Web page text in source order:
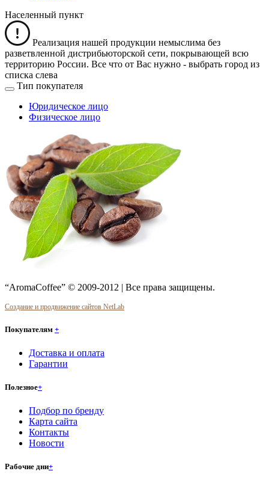
Населенный пункт
Реализация нашей продукции немыслима без
разветвленной дистрибьюторской сети, покрывающей всю
территорию России. Все что от Вас нужно - выбрать город из
списка слева
Тип покупателя
Юридическое лицо
Физическое лицо
“AromaCoffee” © 2009-2012 | Все права защищены.
Создание и продвижение сайтов NetLab
Покупателям +
Доставка и оплата
Гарантии
Полезное+
Подбор по бренду
Карта сайта
Контакты
Новости
Рабочие дни+